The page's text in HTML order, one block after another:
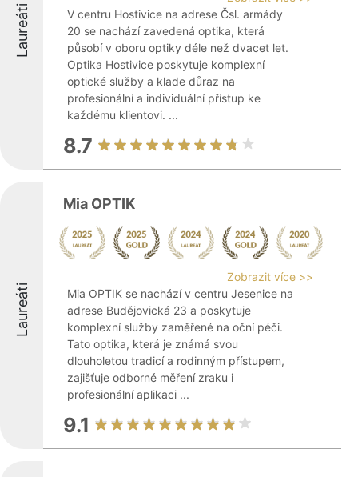
Laureáti
V centru Hostivice na adrese Čsl. armády
20 se nachází zavedená optika, která
působí v oboru optiky déle než dvacet let.
Optika Hostivice poskytuje komplexní
optické služby a klade důraz na
profesionální a individuální přístup ke
každému klientovi. ...
8.7
Laureáti
Mia OPTIK
Zobrazit více >>
Mia OPTIK se nachází v centru Jesenice na
adrese Budějovická 23 a poskytuje
komplexní služby zaměřené na oční péči.
Tato optika, která je známá svou
dlouholetou tradicí a rodinným přístupem,
zajišťuje odborné měření zraku i
profesionální aplikaci ...
9.1